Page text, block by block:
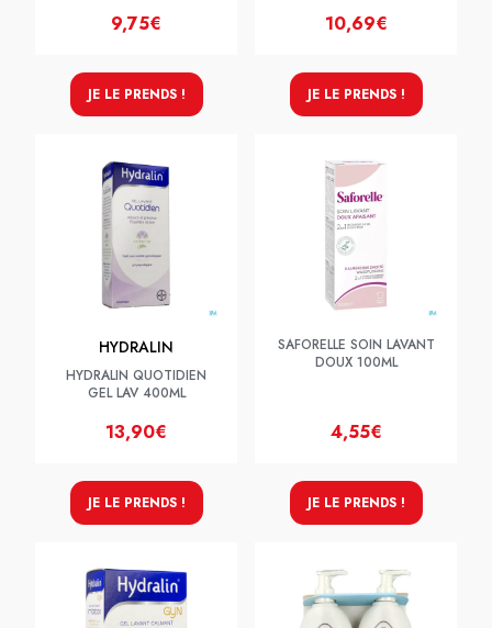
9,75€
JE LE PRENDS !
10,69€
JE LE PRENDS !
HYDRALIN
HYDRALIN QUOTIDIEN
GEL LAV 400ML
13,90€
JE LE PRENDS !
SAFORELLE SOIN LAVANT
DOUX 100ML
4,55€
JE LE PRENDS !